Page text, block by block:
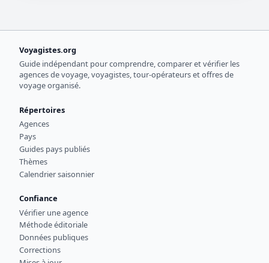
Voyagistes.org
Guide indépendant pour comprendre, comparer et vérifier les
agences de voyage, voyagistes, tour-opérateurs et offres de
voyage organisé.
Répertoires
Agences
Pays
Guides pays publiés
Thèmes
Calendrier saisonnier
Confiance
Vérifier une agence
Méthode éditoriale
Données publiques
Corrections